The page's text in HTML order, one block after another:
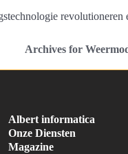
revolutioneren
Archives for
Albert informatica
Onze Diensten
Magazine